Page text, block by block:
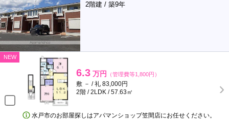
2階建 / 築9年
NEW
6.3 万円 （管理費等1,800円）
敷 － / 礼 83,000円
2階 / 2LDK / 57.63㎡
水戸市のお部屋探しはアパマンショップ笠間店にお任せください。